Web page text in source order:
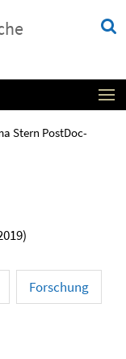
Stern PostDoc-
Forschung